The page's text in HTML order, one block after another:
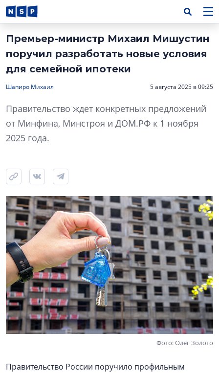
Премьер-министр Михаил Мишустин
поручил разработать новые условия
для семейной ипотеки
Шапиро Михаил 5 августа 2025 в 09:25
Правительство ждет конкретных предложений
от Минфина, Минстроя и ДОМ.РФ к 1 ноября
2025 года.
Фото: Олег Золото
Правительство России поручило профильным